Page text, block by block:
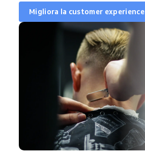
Migliora la customer experience